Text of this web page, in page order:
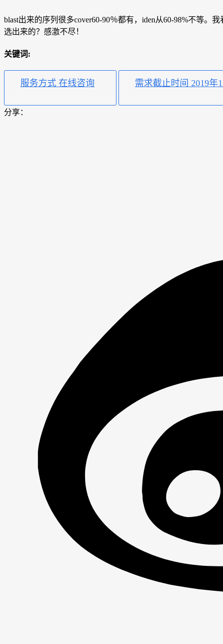
blast出来的序列很多cover60-90％都有，iden从60-98%不等
选出来的？感激不尽！
关键词:
服务方式 在线咨询 需求截止时间 2019年
分享：